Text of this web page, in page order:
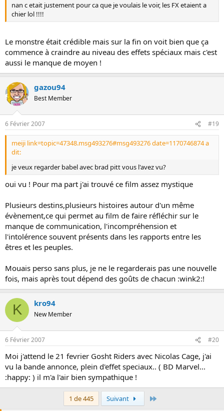
nan c etait justement pour ca que je voulais le voir, les FX etaient a
chier lol !!!!
Le monstre était crédible mais sur la fin on voit bien que ça
commence à craindre au niveau des effets spéciaux mais c'est
aussi le manque de moyen !
gazou94
Best Member
6 Février 2007 #19
meiji link=topic=47348.msg493276#msg493276 date=1170746874 a
dit:
je veux regarder babel avec brad pitt vous l'avez vu?
oui vu ! Pour ma part j'ai trouvé ce film assez mystique
Plusieurs destins,plusieurs histoires autour d'un même
évènement,ce qui permet au film de faire réfléchir sur le
manque de communication, l'incompréhension et
l'intolérence souvent présents dans les rapports entre les
êtres et les peuples.
Mouais perso sans plus, je ne le regarderais pas une nouvelle
fois, mais après tout dépend des goûts de chacun :wink2:!
K kro94
New Member
6 Février 2007 #20
Moi j'attend le 21 fevrier Gosht Riders avec Nicolas Cage, j'ai
vu la bande annonce, plein d'effet speciaux.. ( BD Marvel...
:happy: ) il m'a l'air bien sympathique !
1 de 445 Suivant